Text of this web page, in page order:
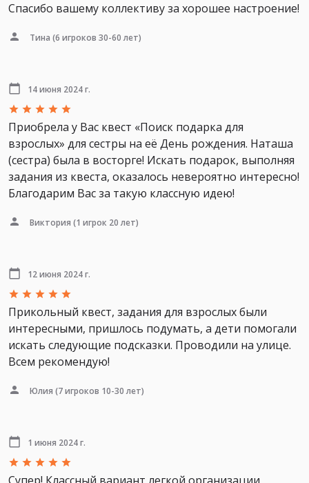
Спасибо вашему коллективу за хорошее настроение!
Тина (6 игроков 30-60 лет)
14 июня 2024 г.
Приобрела у Вас квест «Поиск подарка для
взрослых» для сестры на её День рождения. Наташа
(сестра) была в восторге! Искать подарок, выполняя
задания из квеста, оказалось невероятно интересно!
Благодарим Вас за такую классную идею!
Виктория (1 игрок 20 лет)
12 июня 2024 г.
Прикольный квест, задания для взрослых были
интересными, пришлось подумать, а дети помогали
искать следующие подсказки. Проводили на улице.
Всем рекомендую!
Юлия (7 игроков 10-30 лет)
1 июня 2024 г.